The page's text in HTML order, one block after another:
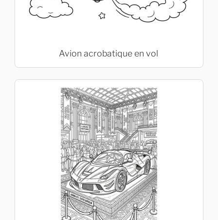
Avion acrobatique en vol